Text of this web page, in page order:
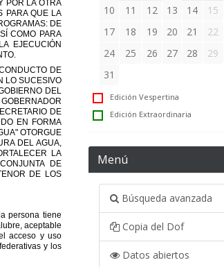
10
11 12 13 14 15
17
18 19 20 21 22
24
25 26 27 28 29
31
Edición Vespertina
Edición Extraordinaria
Menú
Búsqueda avanzada
Copia del Dof
Datos abiertos